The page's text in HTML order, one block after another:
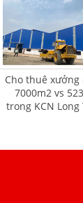
Cho thuê xưởng
7000m2 vs
trong KCN Long